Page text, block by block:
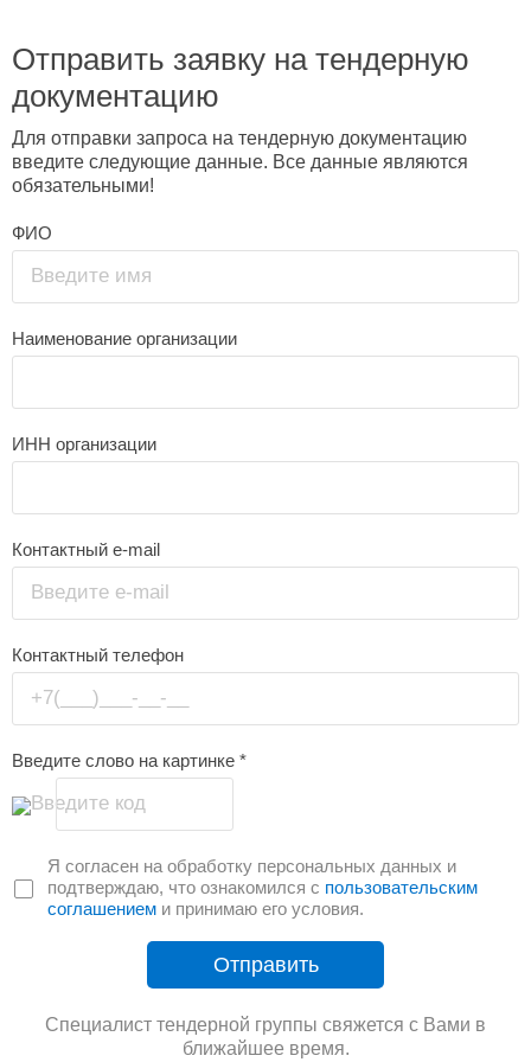
Отправить заявку на тендерную
документацию
Для отправки запроса на тендерную документацию
введите следующие данные. Все данные являются
обязательными!
ФИО
Введите имя
Наименование организации
ИНН организации
Контактный e-mail
Введите e-mail
Контактный телефон
+7(___)___-__-__
Введите слово на картинке *
Введите код
Я согласен на обработку персональных данных и
подтверждаю, что ознакомился с пользовательским
соглашением и принимаю его условия.
Отправить
Специалист тендерной группы свяжется с Вами в
ближайшее время.